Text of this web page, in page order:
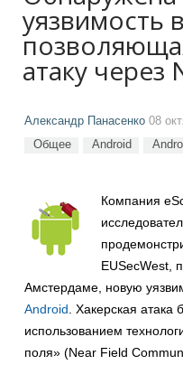
уязвимость
атаку через
Александр Панасенко 08
Общее Android
Компания
EUSecWest,
Амстердаме, новую
Android . Хакерская
использованием
поля» (Near Field